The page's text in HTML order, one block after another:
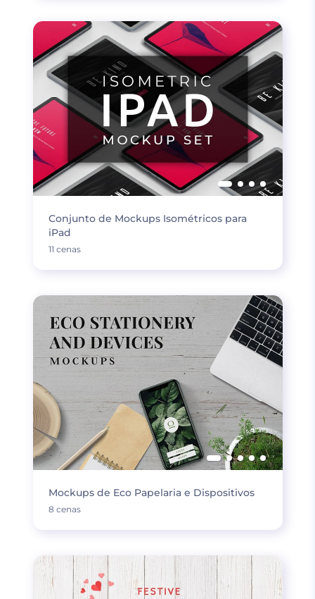
Conjunto de Mockups Isométricos para
iPad
11 cenas
Mockups de Eco Papelaria e Dispositivos
8 cenas